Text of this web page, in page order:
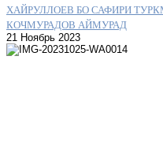
ХАЙРУЛЛОЕВ БО САФИРИ
КОЧМУРАДОВ АЙМУРАД
21 Ноябрь 2023